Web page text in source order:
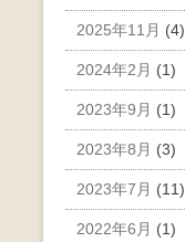
2025年11月 (4)
2024年2月 (1)
2023年9月 (1)
2023年8月 (3)
2023年7月 (11)
2022年6月 (1)